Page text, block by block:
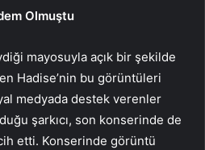
Olmuştu
mayosuyla açık bir şekilde
Hadise’nin bu görüntüleri
medyada destek verenler
şarkıcı, son konserinde de
etti. Konserinde görüntü